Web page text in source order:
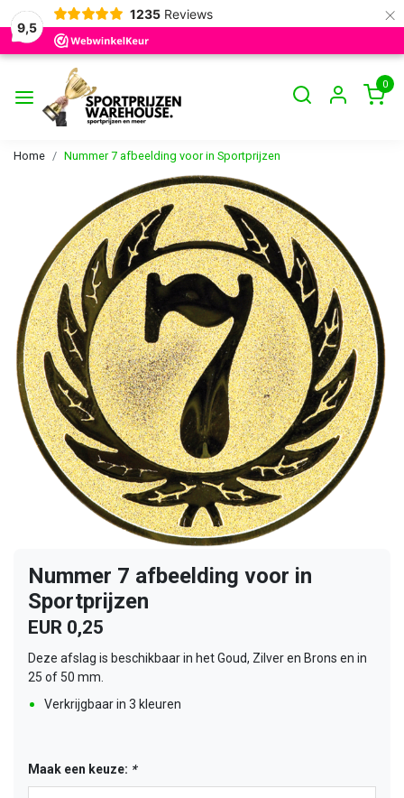
9,5
1235 Reviews ×
0
Home Nummer 7 afbeelding voor in Sportprijzen
Nummer 7 afbeelding voor in
Sportprijzen
EUR 0,25
Deze afslag is beschikbaar in het Goud, Zilver en Brons en in
25 of 50 mm.
Verkrijgbaar in 3 kleuren
Maak een keuze: *